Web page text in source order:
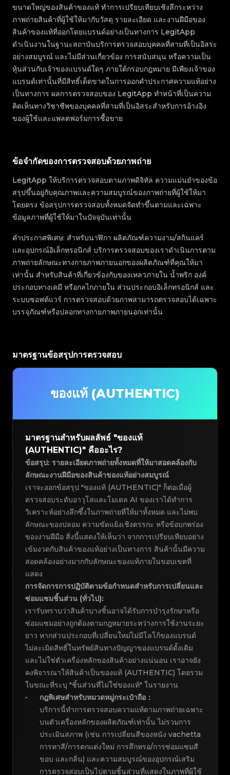
ขนาดใหญ่ของสินค้าของแท้ ทำการเปรียบเทียบเชิงลึกระหว่าง
ภาพถ่ายสินค้าที่ผู้ใช้ให้มากับวัสดุ รายละเอียด และงานฝีมือของ
สินค้าของแท้ที่ออกโดยแบรนด์อย่างเป็นทางการ LegitApp
ดำเนินงานในฐานะสถาบันบริการตรวจสอบบุคคลที่สามที่เป็นอิสระ
อย่างสมบูรณ์ และไม่มีส่วนเกี่ยวข้อง การสนับสนุน หรือความเป็น
หุ้นส่วนกับเจ้าของแบรนด์ใดๆ ภายใต้กรอบกฎหมาย มีเพียงเจ้าของ
แบรนด์เท่านั้นที่มีสิทธิ์เด็ดขาดในการออกคำประกาศความแท้อย่าง
เป็นทางการ ผลการตรวจสอบของ LegitApp ทำหน้าที่เป็นความ
คิดเห็นทางวิชาชีพของบุคคลที่สามที่เป็นอิสระสำหรับการอ้างอิง
ของผู้ใช้และแพลตฟอร์มการซื้อขาย
ข้อจำกัดของการตรวจสอบด้วยภาพถ่าย
LegitApp ให้บริการตรวจสอบตามภาพดิจิทัล ความแม่นยำของข้อ
สรุปขึ้นอยู่กับคุณภาพและความสมบูรณ์ของภาพถ่ายที่ผู้ใช้ให้มา
โดยตรง ข้อสรุปการตรวจสอบทั้งหมดจัดทำขึ้นตามและเฉพาะ
ข้อมูลภาพที่ผู้ใช้ให้มาในปัจจุบันเท่านั้น
คำประกาศพิเศษ: สำหรับนาฬิกา ผลิตภัณฑ์ความงาม/สกินแคร์
และอุปกรณ์อิเล็กทรอนิกส์ บริการตรวจสอบของเราดำเนินการตาม
ภาพถ่ายลักษณะทางกายภาพภายนอกของผลิตภัณฑ์ที่คุณให้มา
เท่านั้น สำหรับสินค้าที่เกี่ยวข้องกับของเหลวภายใน น้ำพริก องค์
ประกอบทางเคมี หรือกลไกภายใน ส่วนประกอบอิเล็กทรอนิกส์ และ
ระบบซอฟต์แวร์ การตรวจสอบด้วยภาพสามารถตรวจสอบได้เฉพาะ
บรรจุภัณฑ์หรือปลอกทางกายภาพภายนอกเท่านั้น
มาตรฐานข้อสรุปการตรวจสอบ
ของแท้ (AUTHENTIC)
มาตรฐานสำหรับผลลัพธ์ "ของแท้
(AUTHENTIC)" คืออะไร?
ข้อสรุป: รายละเอียดภาพถ่ายทั้งหมดที่ให้มาสอดคล้องกับ
ลักษณะงานฝีมือของสินค้าของแท้อย่างสมบูรณ์
เราจะออกข้อสรุป "ของแท้ (AUTHENTIC)" ก็ต่อเมื่อผู้
ตรวจสอบระดับอาวุโสและโมเดล AI ของเราได้ทำการ
วิเคราะห์อย่างลึกซึ้งในภาพถ่ายที่ให้มาทั้งหมด และไม่พบ
ลักษณะของปลอม ความขัดแย้งเชิงตรรกะ หรือข้อบกพร่อง
ของงานฝีมือ สิ่งนี้แสดงให้เห็นว่า จากการเปรียบเทียบอย่าง
เข้มงวดกับสินค้าของแท้อย่างเป็นทางการ สินค้านั้นมีความ
สอดคล้องอย่างมากกับลักษณะของแท้ภายในขอบเขตที่
แสดง
การจัดการการปฏิบัติตามข้อกำหนดสำหรับการเปลี่ยนและ
ซ่อมแซมชิ้นส่วน (ทั่วไป):
เรารับทราบว่าสินค้าบางชิ้นอาจได้รับการบำรุงรักษาหรือ
ซ่อมแซมอย่างถูกต้องตามกฎหมายระหว่างการใช้งานระยะ
ยาว หากส่วนประกอบที่เปลี่ยนใหม่ไม่มีโลโก้ของแบรนด์
ไม่ละเมิดสิทธิ์ในทรัพย์สินทางปัญญาของแบรนด์ดั้งเดิม
และไม่ใช่ตัวเครื่องหลักของสินค้าอย่างแน่นอน เราอาจยัง
คงพิจารณาให้สินค้าเป็นของแท้ (AUTHENTIC) โดยรวม
ในขณะที่ระบุ "ชิ้นส่วนที่ไม่ใช่ของแท้" ในรายงาน
กฎพิเศษสำหรับหมวดหมู่กระเป๋าถือ ：
บริการนี้ทำการตรวจสอบความแท้ตามภาพถ่ายเฉพาะ
บนตัวเครื่องหลักของผลิตภัณฑ์เท่านั้น ไม่รวมการ
ประเมินสภาพ (เช่น การเปลี่ยนสีของหนัง vachetta
การทาสี/การตกแต่งใหม่ การสึกหรอ/การซ่อมแซมสี
ขอบ และกลิ่น) และความสมบูรณ์ของอุปกรณ์เสริม
การตรวจสอบเป็นไปตามชิ้นส่วนที่แสดงในภาพที่ผู้ใช้